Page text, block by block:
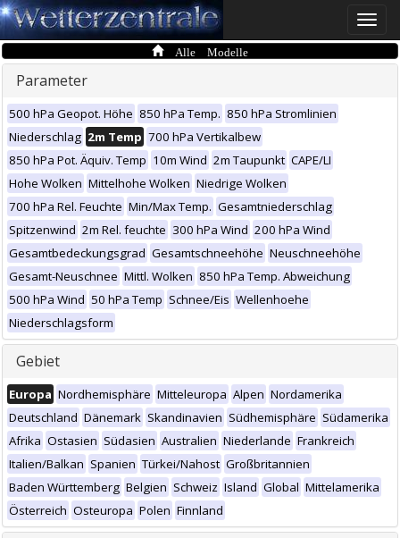
Toggle
Alle Modelle
Parameter
500 hPa Geopot. Höhe 850 hPa Temp. 850 hPa Stromlinien
Niederschlag 2m Temp 700 hPa Vertikalbew
850 hPa Pot. Äquiv. Temp 10m Wind 2m Taupunkt CAPE/LI
Hohe Wolken Mittelhohe Wolken Niedrige Wolken
700 hPa Rel. Feuchte Min/Max Temp. Gesamtniederschlag
Spitzenwind 2m Rel. feuchte 300 hPa Wind 200 hPa Wind
Gesamtbedeckungsgrad Gesamtschneehöhe Neuschneehöhe
Gesamt-Neuschnee Mittl. Wolken 850 hPa Temp. Abweichung
500 hPa Wind 50 hPa Temp Schnee/Eis Wellenhoehe
Niederschlagsform
Gebiet
Europa Nordhemisphäre Mitteleuropa Alpen Nordamerika
Deutschland Dänemark Skandinavien Südhemisphäre Südamerika
Afrika Ostasien Südasien Australien Niederlande Frankreich
Italien/Balkan Spanien Türkei/Nahost Großbritannien
Baden Württemberg Belgien Schweiz Island Global Mittelamerika
Österreich Osteuropa Polen Finnland